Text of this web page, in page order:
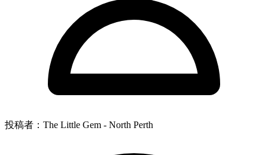
投稿者：The Little Gem - North Perth